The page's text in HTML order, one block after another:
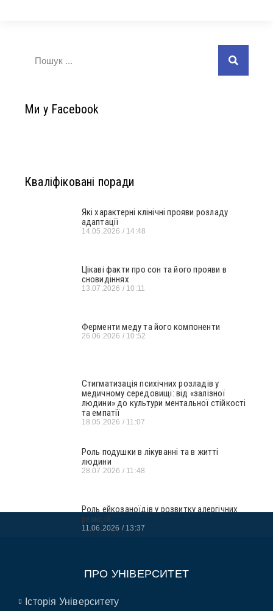
Ми у Facebook
Кваліфіковані поради
Які характерні клінічні прояви розладу
адаптації
14.05.2026 14:48
Цікаві факти про сон та його прояви в
сновидіннях
13.07.2026 10:11
Ферменти меду та його компоненти
26.06.2026 10:52
Стигматизація психічних розладів у
медичному середовищі: від «залізної
людини» до культури ментальної стійкості
та емпатії
18.05.2026 11:07
Роль подушки в лікуванні та в житті
людини
28.07.2026 11:48
Роль ейкозаноїдів у розвитку алергічних
реакцій
11.06.2026 13:37
ПРО УНІВЕРСИТЕТ
Історія Університету